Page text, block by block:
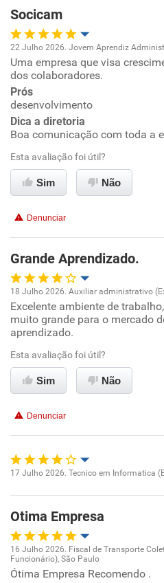
Recomenda esta empresa
Recomenda a diretoria
Socicam
Oportunidade de promoção
Ambiente de trabalho
Conciliação com a vida familiar
Benefícios
Recomenda a diretoria
22 Julho 2026. Jovem Aprendiz
Uma empresa que visa
dos colaboradores.
Prós
desenvolvimento
Dica a diretoria
Boa comunicação com toda a
Esta avaliação foi útil?
Sim Não
Denunciar
Grande Aprendizado.
Oportunidade de promoção
Conciliação com a vida familiar
18 Julho 2026. Auxiliar administrativo
Excelente ambiente de
muito grande para o mercado
aprendizado.
Esta avaliação foi útil?
Sim Não
Denunciar
Ambiente de trabalho
Conciliação com a vida familiar
17 Julho 2026. Tecnico em Informatica
Otima Empresa
Oportunidade de promoção
16 Julho 2026. Fiscal de Transporte
Funcionário), São Paulo
Ótima Empresa Recomendo .